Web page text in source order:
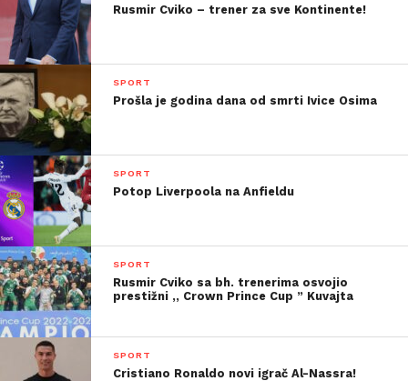
Rusmir Cviko – trener za sve Kontinente!
SPORT
Prošla je godina dana od smrti Ivice Osima
SPORT
Potop Liverpoola na Anfieldu
SPORT
Rusmir Cviko sa bh. trenerima osvojio
prestižni ,, Crown Prince Cup ” Kuvajta
SPORT
Cristiano Ronaldo novi igrač Al-Nassra!